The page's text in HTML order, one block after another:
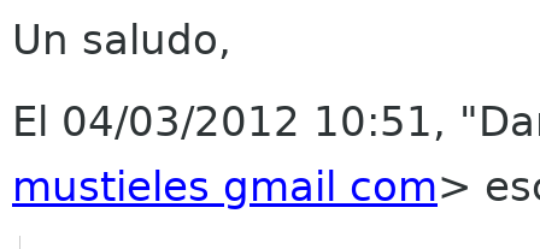
Un saludo,
El 04/03/2012 10:51,
mustieles gmail com>